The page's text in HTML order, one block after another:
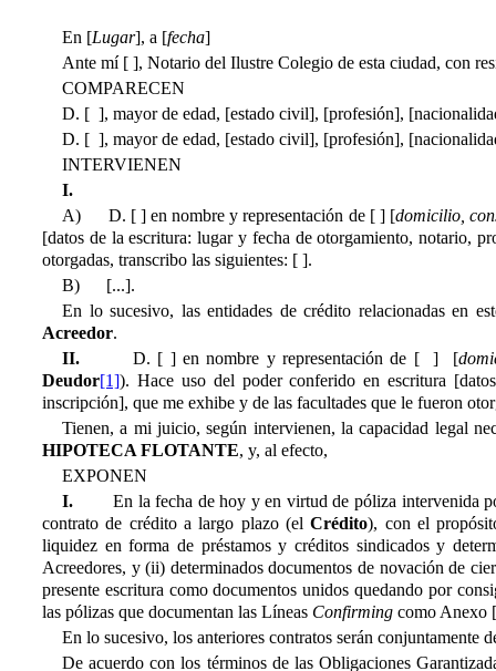
En [Lugar], a [fecha]
Ante mí [ ], Notario del Ilustre Colegio de esta ciudad, con
COMPARECEN
D. [ ], mayor de edad, [estado civil], [profesión],
D. [ ], mayor de edad, [estado civil], [profesión],
INTERVIENEN
I.
A) D. [ ] en nombre y representación de [ ] [domicilio,
[datos de la escritura: lugar y fecha de otorgamiento, notario,
otorgadas, transcribo las siguientes: [ ].
B) [...].
En lo sucesivo, las entidades de crédito relacionadas en
Acreedor.
II.
D. [ ] en nombre y representación de [ ] [
Deudor[1]). Hace uso del poder conferido en escritura
inscripción], que me exhibe y de las facultades que le fueron
Tienen, a mi juicio, según intervienen, la capacidad legal
HIPOTECA FLOTANTE, y, al efecto,
EXPONEN
I.
En la fecha de hoy y en virtud de póliza intervenida
contrato de crédito a largo plazo (el Crédito), con el
liquidez en forma de préstamos y créditos sindicados y
Acreedores, y (ii) determinados documentos de novación de
presente escritura como documentos unidos quedando por
las pólizas que documentan las Líneas Confirming como Anexo
En lo sucesivo, los anteriores contratos serán conjuntamente
De acuerdo con los términos de las Obligaciones